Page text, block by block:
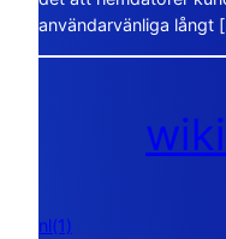
användarvänliga långt
nl(1)